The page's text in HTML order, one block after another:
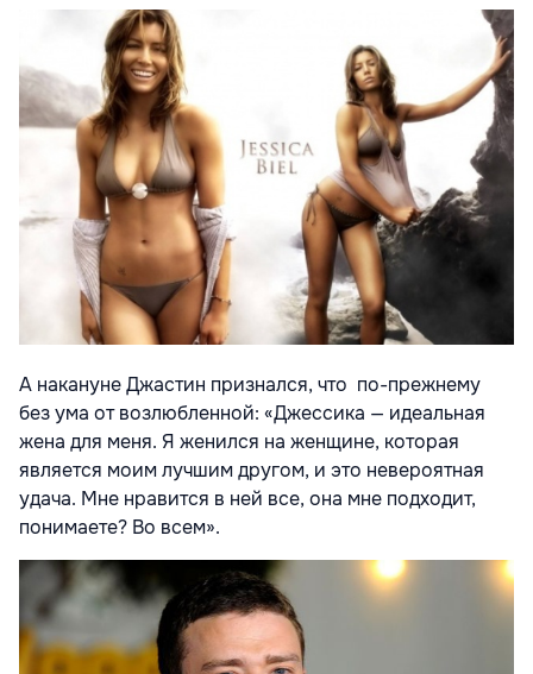
А накануне Джастин признался, что по-прежнему
без ума от возлюбленной: «Джессика — идеальная
жена для меня. Я женился на женщине, которая
является моим лучшим другом, и это невероятная
удача. Мне нравится в ней все, она мне подходит,
понимаете? Во всем».